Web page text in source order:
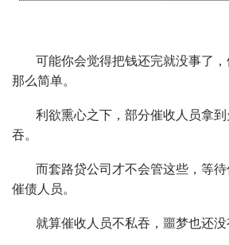
可能你会觉得把钱还完就没事了
那么简单。
利欲熏心之下，部分催收人员拿
吞。
而套路贷公司才不会管这些，等
催债人员。
就算催收人员不私吞，噩梦也还没